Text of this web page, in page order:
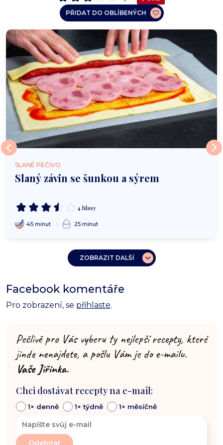
PŘIDAT DO OBLÍBENÝCH
SLANÉ PEČIVO
Slaný závin se šunkou a sýrem
4 hlasy
45 minut 25 minut
ZOBRAZIT DALŠÍ
Facebook komentáře
Pro zobrazení, se přihlaste.
Pečlivě pro Vás vyberu ty nejlepší recepty, které
jinde nenajdete, a pošlu Vám je do e-mailu.
Vaše Jiřinka.
Chci dostávat recepty na e-mail:
1× denně 1× týdně 1× měsíčně